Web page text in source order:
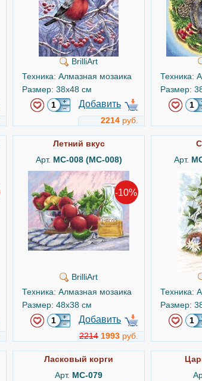
BrilliArt
Техника: Алмазная мозаика
Размер: 38x48 см
Добавить
2214 руб.
Техника:
Размер:
Летний вкус
Арт. MC-008 (МС-008)
-10%
BrilliArt
Техника: Алмазная мозаика
Размер: 48x38 см
Добавить
2214 1993 руб.
Арт.
Техника:
Размер:
Ласковый корги
Арт. MC-079